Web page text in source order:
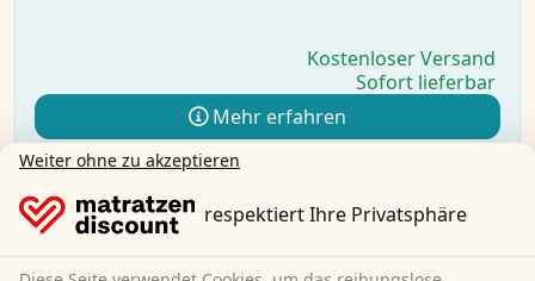
Kostenloser Versand
Sofort lieferbar
Mehr erfahren
Weiter ohne zu akzeptieren
respektiert Ihre Privatsphäre